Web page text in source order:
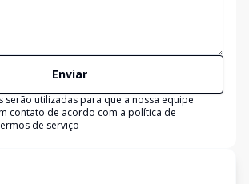
Enviar
serão utilizadas para que a nossa equipe
contato de acordo com a política de
de serviço